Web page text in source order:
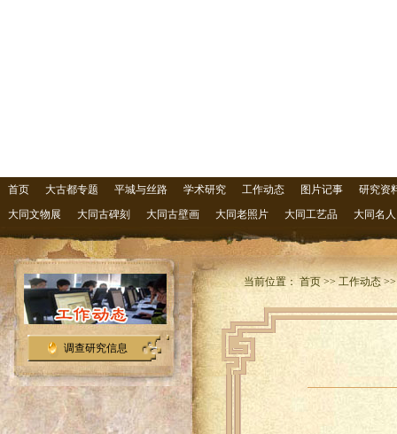
首页 大古都专题 平城与丝路 学术研究 工作动态 图片记事
研究资
大同文物展
大同古碑刻 大同古壁画 大同老照片 大同工艺品 大同名人
调查研究信息
当前位置： 首页 >> 工作动态